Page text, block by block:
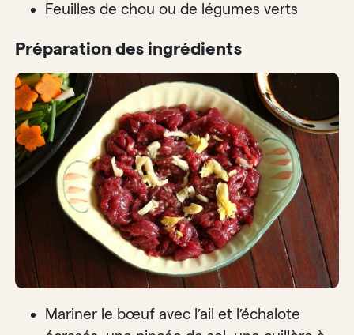
Feuilles de chou ou de légumes verts
Préparation des ingrédients
Mariner le bœuf avec l’ail et l’échalote